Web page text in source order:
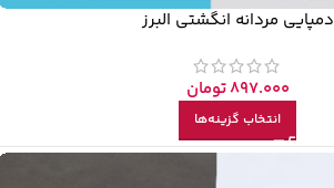
دمپایی مردانه انگشتی البرز
897.000تومان
انتخاب گزینه‌ها